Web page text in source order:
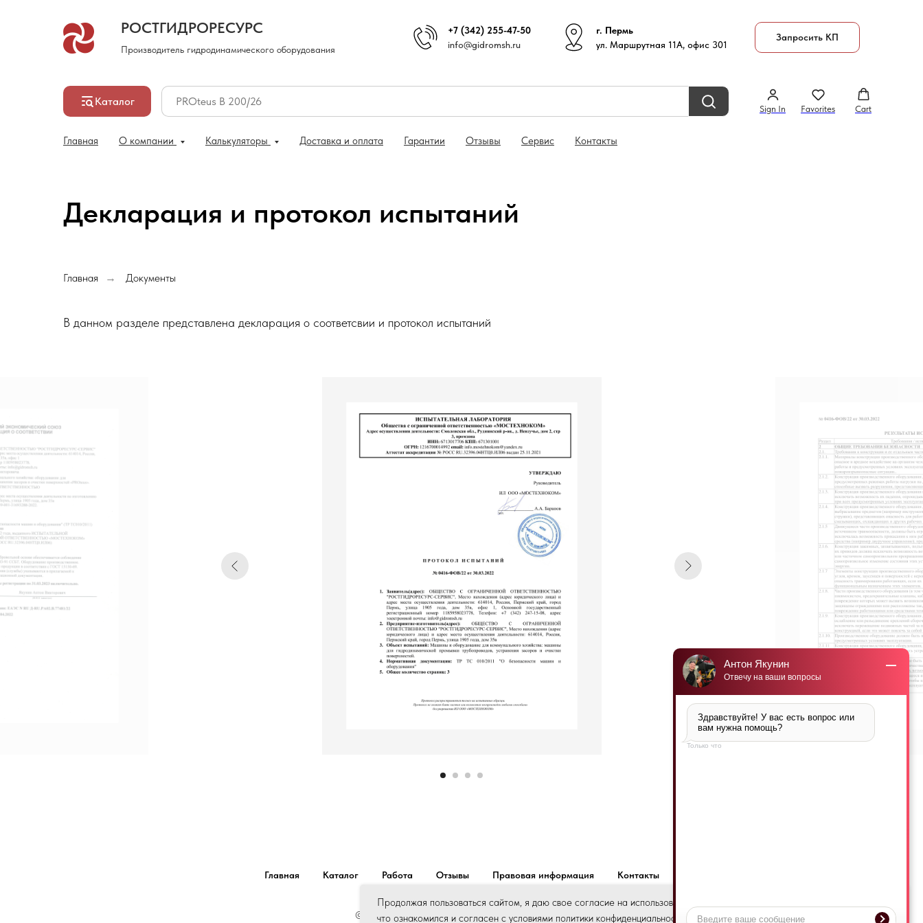
РОСТГИДРОРЕСУРС
Производитель гидродинамического оборудования
+7 (342) 255-47-50
info@gidromsh.ru
г. Пермь
ул. Маршрутная 11А, офис 301
Запросить КП
Каталог
Sign In Favorites Cart
Главная О компании Калькуляторы Доставка и оплата Гарантии Отзывы Сервис Контакты
Продолжая пользоваться сайтом, я даю свое согласие на использование файлов cookie и подтверждаю,
что ознакомился и согласен с условиями политики конфиденциальности и пользовательского соглашения.
OK
Декларация и протокол испытаний
Главная → Документы
В данном разделе представлена декларация о соответсвии и протокол испытаний
Главная Каталог Работа Отзывы Правовая информация Контакты
© Все права защищены. ООО «РостГидроРесурс»
Антон Якунин
Отвечу на ваши вопросы
Здравствуйте! У вас есть вопрос или
вам нужна помощь?
Только что